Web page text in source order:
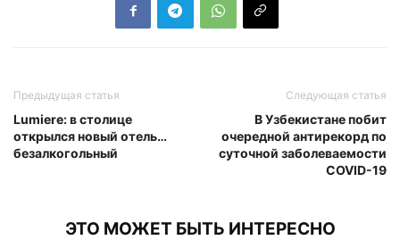
Предыдущая статья
Lumiere: в столице
открылся новый отель…
безалкогольный
Следующая статья
В Узбекистане побит
очередной антирекорд по
суточной заболеваемости
COVID-19
ЭТО МОЖЕТ БЫТЬ ИНТЕРЕСНО